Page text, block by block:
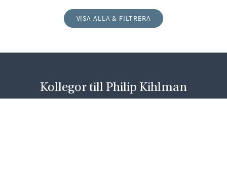
VISA ALLA & FILTRERA
Kollegor till Philip Kihlman